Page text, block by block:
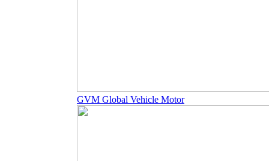
GVM Global Vehicle Motor